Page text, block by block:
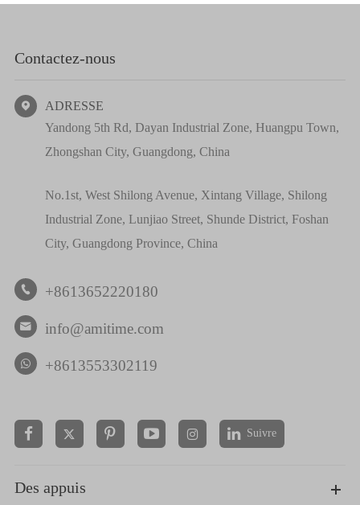
Contactez-nous

ADRESSE
Yandong 5th Rd, Dayan Industrial Zone, Huangpu Town,
Zhongshan City, Guangdong, China
No.1st, West Shilong Avenue, Xintang Village, Shilong
Industrial Zone, Lunjiao Street, Shunde District, Foshan
City, Guangdong Province, China
 +8613652220180
 info@amitime.com
+8613553302119
  Suivre
Des appuis